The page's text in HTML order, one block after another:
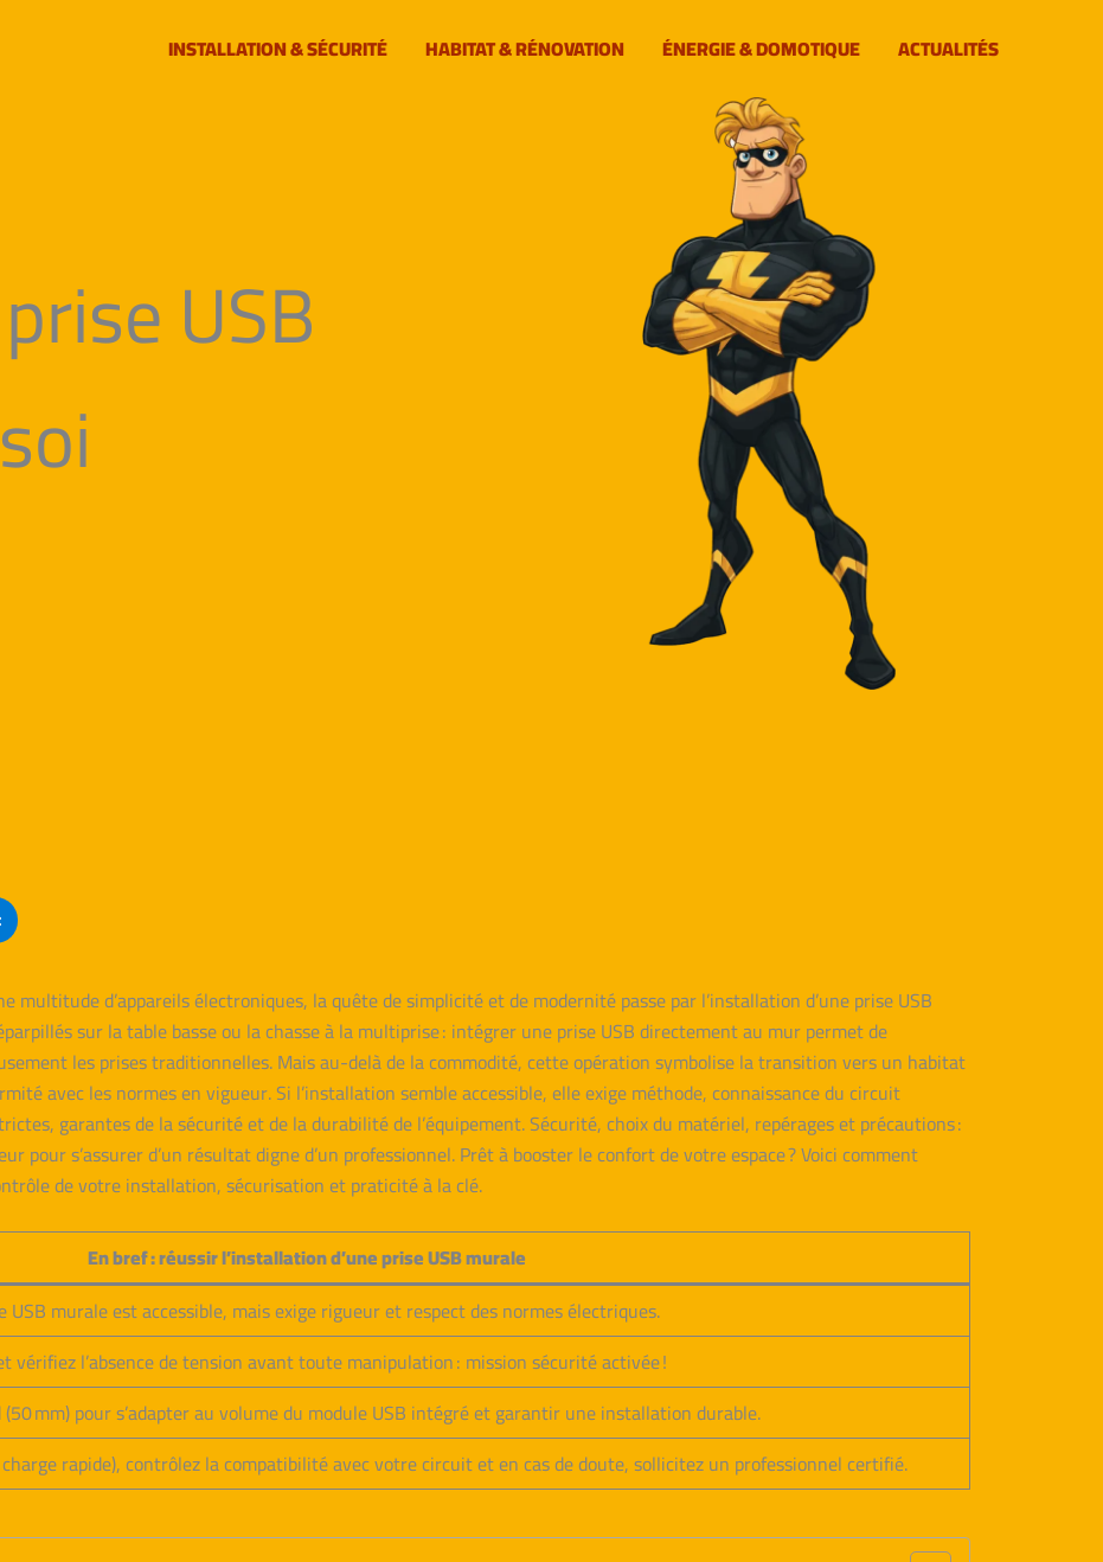
INSTALLATION & SÉCURITÉ HABITAT & RÉNOVATION ÉNERGIE & DOMOTIQUE ACTUALITÉS
USB
multitude d’appareils électroniques, la quête de simplicité et de modernité passe par l’installation d’une prise USB
sur la table basse ou la chasse à la multiprise : intégrer une prise USB directement au mur permet de
les prises traditionnelles. Mais au-delà de la commodité, cette opération symbolise la transition vers un habitat
avec les normes en vigueur. Si l’installation semble accessible, elle exige méthode, connaissance du circuit
garantes de la sécurité et de la durabilité de l’équipement. Sécurité, choix du matériel, repérages et précautions :
pour s’assurer d’un résultat digne d’un professionnel. Prêt à booster le confort de votre espace ? Voici comment
de votre installation, sécurisation et praticité à la clé.
En bref : réussir l’installation d’une prise USB murale
murale est accessible, mais exige rigueur et respect des normes électriques.
l’absence de tension avant toute manipulation : mission sécurité activée !
mm) pour s’adapter au volume du module USB intégré et garantir une installation durable.
rapide), contrôlez la compatibilité avec votre circuit et en cas de doute, sollicitez un professionnel certifié.